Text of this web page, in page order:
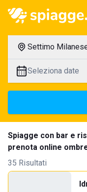
Settimo
Seleziona date
Spiagge con bar e
prenota online
35 Risultati